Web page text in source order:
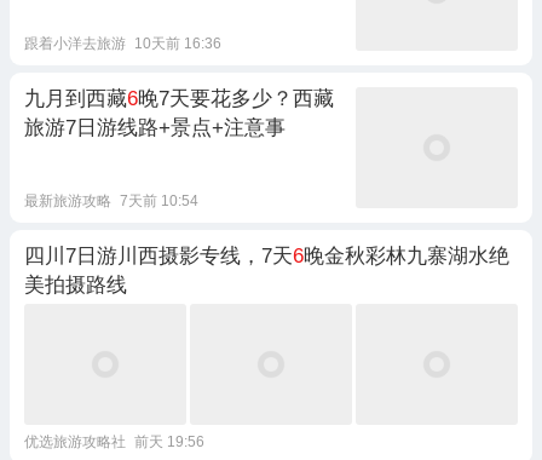
跟着小洋去旅游 10天前 16:36
九月到西藏6晚7天要花多少？西藏
旅游7日游线路+景点+注意事
最新旅游攻略 7天前 10:54
四川7日游川西摄影专线，7天6晚金秋彩林九寨湖水绝
美拍摄路线
优选旅游攻略社 前天 19:56